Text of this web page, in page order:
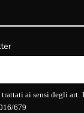
ai sensi degli art.
679